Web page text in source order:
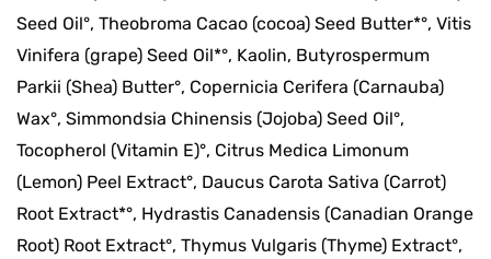
Seed Oil°, Theobroma Cacao (cocoa) Seed Butter*°, Vitis
Vinifera (grape) Seed Oil*°, Kaolin, Butyrospermum
Parkii (Shea) Butter°, Copernicia Cerifera (Carnauba)
Wax°, Simmondsia Chinensis (Jojoba) Seed Oil°,
Tocopherol (Vitamin E)°, Citrus Medica Limonum
(Lemon) Peel Extract°, Daucus Carota Sativa (Carrot)
Root Extract*°, Hydrastis Canadensis (Canadian Orange
Root) Root Extract°, Thymus Vulgaris (Thyme) Extract°,